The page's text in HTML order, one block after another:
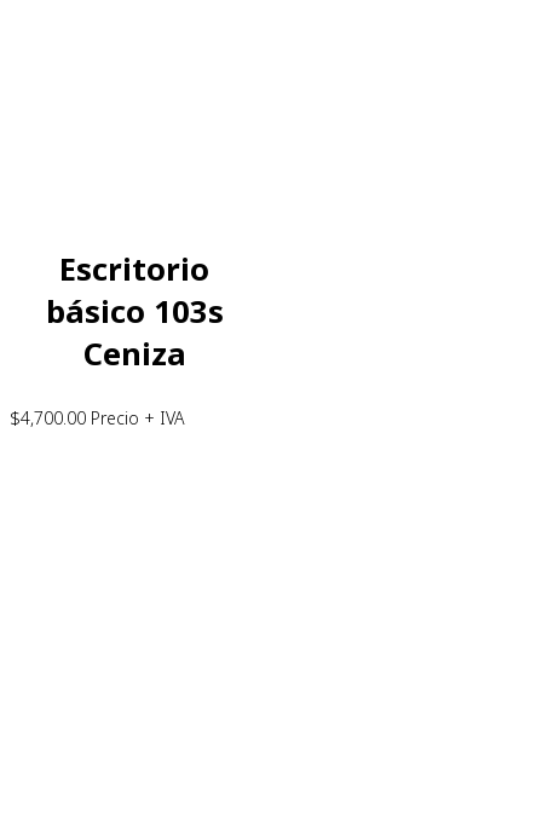
Escritorio
básico 103s
Ceniza
$4,700.00 Precio + IVA